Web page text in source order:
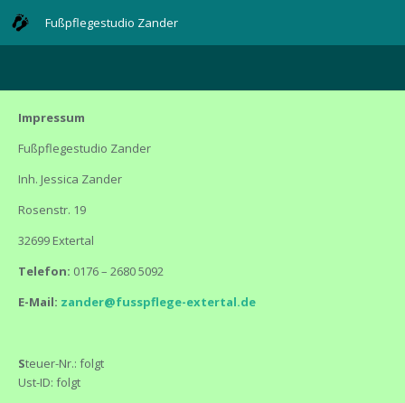
Fußpflegestudio Zander
Impressum
Fußpflegestudio Zander
Inh. Jessica Zander
Rosenstr. 19
32699 Extertal
Telefon: 0176 – 2680 5092
E-Mail: zander@fusspflege-extertal.de
Steuer-Nr.: folgt
Ust-ID: folgt